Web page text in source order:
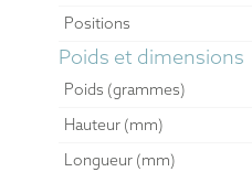
Positions
Poids et dimensions
Poids (grammes)
Hauteur (mm)
Longueur (mm)